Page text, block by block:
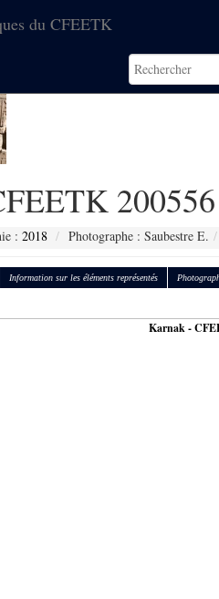
du CFEETK
200556
: 2018 Photographe : Saubestre E.
Information sur les éléments représentés